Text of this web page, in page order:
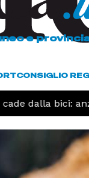
e
CONSIGLIO
dalla bici: